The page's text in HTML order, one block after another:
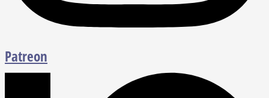
Patreon